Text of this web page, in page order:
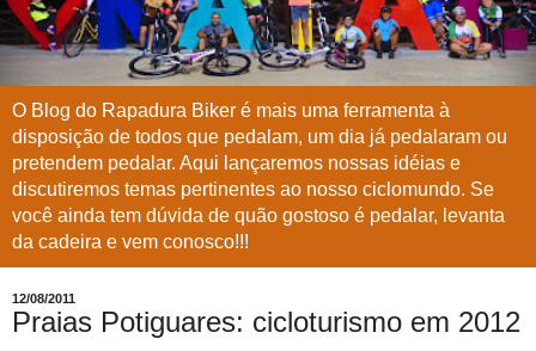
O Blog do Rapadura Biker é mais uma ferramenta à
disposição de todos que pedalam, um dia já pedalaram ou
pretendem pedalar. Aqui lançaremos nossas idéias e
discutiremos temas pertinentes ao nosso ciclomundo. Se
você ainda tem dúvida de quão gostoso é pedalar, levanta
da cadeira e vem conosco!!!
12/08/2011
Praias Potiguares: cicloturismo em 2012